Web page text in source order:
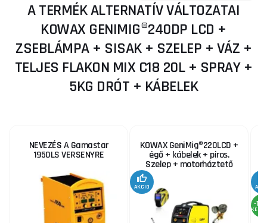
A TERMÉK ALTERNATÍV VÁLTOZATAI
KOWAX GENIMIG®240DP LCD +
ZSEBLÁMPA + SISAK + SZELEP + VÁZ +
TELJES FLAKON MIX C18 20L + SPRAY +
5KG DRÓT + KÁBELEK
NEVEZÉS A Gamastar
1950LS VERSENYRE
KOWAX GeniMig®220LCD +
égő + kábelek + piros.
Szelep + motorháztető
AKCIÓ
-10